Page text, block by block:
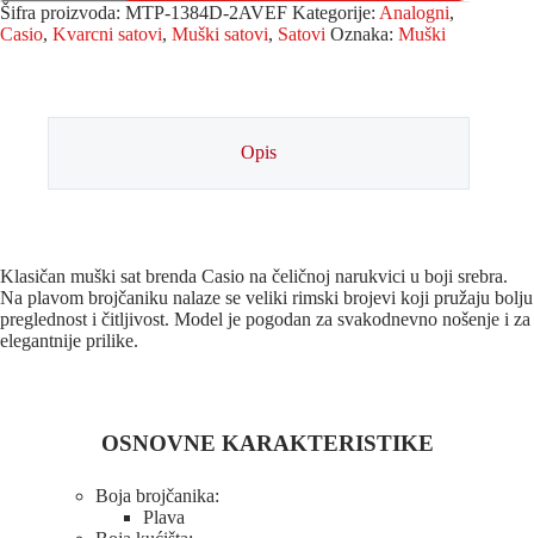
Šifra proizvoda: MTP-1384D-2AVEF Kategorije: Analogni,
Casio, Kvarcni satovi, Muški satovi, Satovi Oznaka: Muški
Opis
Klasičan muški sat brenda Casio na čeličnoj narukvici u boji srebra.
Na plavom brojčaniku nalaze se veliki rimski brojevi koji pružaju bolju
preglednost i čitljivost. Model je pogodan za svakodnevno nošenje i za
elegantnije prilike.
OSNOVNE KARAKTERISTIKE
Boja brojčanika:
Plava